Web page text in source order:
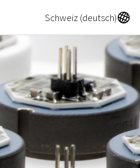
Schweiz (deutsch)A